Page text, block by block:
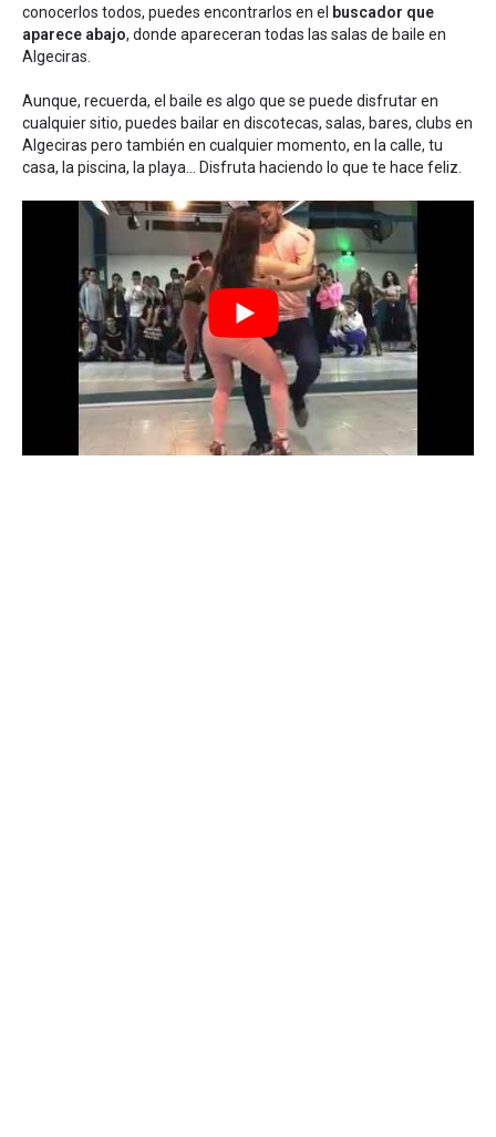
conocerlos todos, puedes encontrarlos en el buscador que
aparece abajo, donde apareceran todas las salas de baile en
Algeciras.
Aunque, recuerda, el baile es algo que se puede disfrutar en
cualquier sitio, puedes bailar en discotecas, salas, bares, clubs en
Algeciras pero también en cualquier momento, en la calle, tu
casa, la piscina, la playa... Disfruta haciendo lo que te hace feliz.